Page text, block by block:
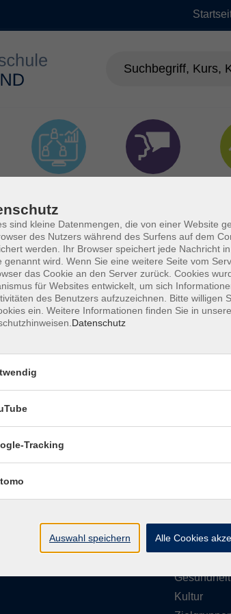
bis Donnerstag
12:00 Uhr
EDV &
Gesundheit
Kultur
sind kleine Datenmengen, die von einer Website
des Nutzers während des Surfens auf dem
werden. Ihr Browser speichert jede Nachricht
genannt wird. Wenn Sie eine weitere Seite vom
das Cookie an den Server zurück. Cookies
für Websites entwickelt, um sich
des Benutzers aufzuzeichnen. Bitte willigen
ein. Weitere Informationen finden Sie in
Datenschutz
Tracking
Auswahl speichern Alle Cookies